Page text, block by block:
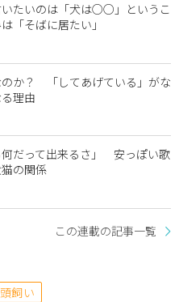
たいのは「犬は○○」というこ
「そばに居たい」
か？ 「してあげている」がな
理由
何だって出来るさ」 安っぽい歌
の関係
この連載の記事一覧
飼い